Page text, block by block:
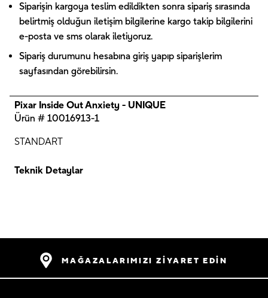
Siparişin kargoya teslim edildikten sonra sipariş sırasında
belirtmiş olduğun iletişim bilgilerine kargo takip bilgilerini
e-posta ve sms olarak iletiyoruz.
Sipariş durumunu hesabına giriş yapıp siparişlerim
sayfasından görebilirsin.
Pixar Inside Out Anxiety - UNIQUE
Ürün # 10016913-1
STANDART
Teknik Detaylar
MAĞAZALARIMIZI ZİYARET EDİN